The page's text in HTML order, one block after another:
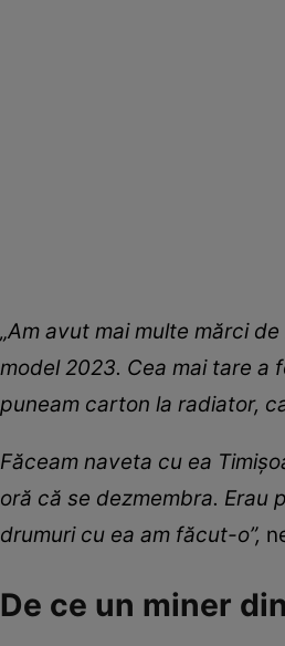
„Am avut mai multe mărci
model 2023. Cea mai tare a
puneam carton la radiator,
Făceam naveta cu ea
oră că se dezmembra. Erau
drumuri cu ea am făcut-o”,
De ce un miner